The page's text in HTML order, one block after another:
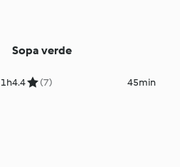
1h
Sopa verde
4.4 (7) 45min